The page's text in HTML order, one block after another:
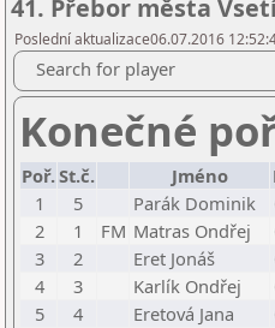
41. Přebor města
Poslední aktualizace06.07.2016
Search for player
Konečné
Poř.St.č. Jméno
1
5 Parák Dominik
2
1 FM Matras Ondřej
3
2 Eret Jonáš
4
3 Karlík Ondřej
5
4 Eretová Jana